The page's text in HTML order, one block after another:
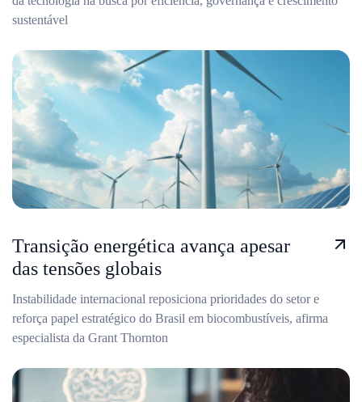
sustentável
Transição energética avança apesar
das tensões globais
Instabilidade internacional reposiciona prioridades do setor e
reforça papel estratégico do Brasil em biocombustíveis, afirma
especialista da Grant Thornton